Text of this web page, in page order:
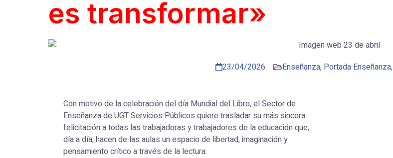
es transformar»
23/04/2026 Enseñanza, Portada Enseñanza,
Con motivo de la celebración del día Mundial del Libro, el Sector de
Enseñanza de UGT Servicios Públicos quiere trasladar su más sincera
felicitación a todas las trabajadoras y trabajadores de la educación que,
día a día, hacen de las aulas un espacio de libertad, imaginación y
pensamiento crítico a través de la lectura.